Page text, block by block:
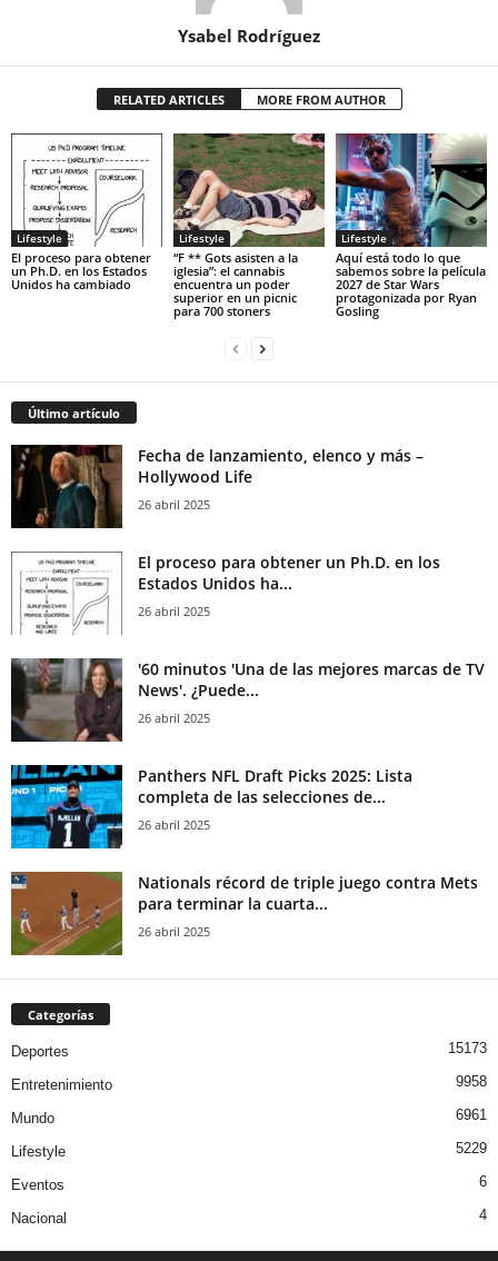
Ysabel Rodríguez
RELATED ARTICLES MORE FROM AUTHOR
Lifestyle
El proceso para obtener
un Ph.D. en los Estados
Unidos ha cambiado
Lifestyle
“F ** Gots asisten a la
iglesia”: el cannabis
encuentra un poder
superior en un picnic
para 700 stoners
Lifestyle
Aquí está todo lo que
sabemos sobre la película
2027 de Star Wars
protagonizada por Ryan
Gosling
Último artículo
Fecha de lanzamiento, elenco y más –
Hollywood Life
26 abril 2025
El proceso para obtener un Ph.D. en los
Estados Unidos ha...
26 abril 2025
'60 minutos 'Una de las mejores marcas de TV
News'. ¿Puede...
26 abril 2025
Panthers NFL Draft Picks 2025: Lista
completa de las selecciones de...
26 abril 2025
Nationals récord de triple juego contra Mets
para terminar la cuarta...
26 abril 2025
Categorías
Deportes 15173
Entretenimiento 9958
Mundo 6961
Lifestyle 5229
Eventos 6
Nacional 4